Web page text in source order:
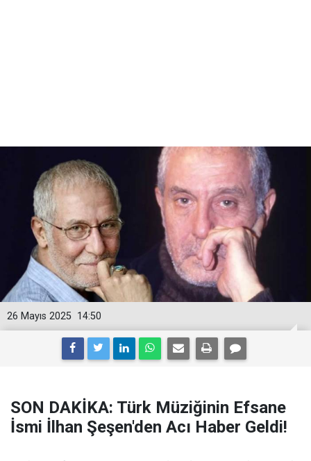
14:50
26 Mayıs 2025
SON DAKİKA: Türk Müziğinin Efsane
İsmi İlhan Şeşen'den Acı Haber Geldi!